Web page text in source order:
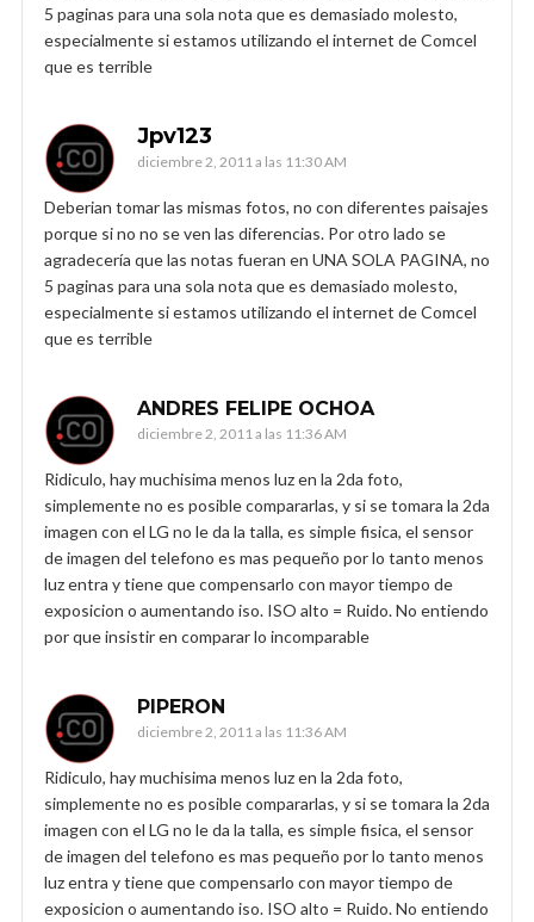
5 paginas para una sola nota que es demasiado molesto,
especialmente si estamos utilizando el internet de Comcel
que es terrible
Jpv123
diciembre 2, 2011 a las 11:30 AM
Deberian tomar las mismas fotos, no con diferentes paisajes
porque si no no se ven las diferencias. Por otro lado se
agradecería que las notas fueran en UNA SOLA PAGINA, no
5 paginas para una sola nota que es demasiado molesto,
especialmente si estamos utilizando el internet de Comcel
que es terrible
ANDRES FELIPE OCHOA
diciembre 2, 2011 a las 11:36 AM
Ridiculo, hay muchisima menos luz en la 2da foto,
simplemente no es posible compararlas, y si se tomara la 2da
imagen con el LG no le da la talla, es simple fisica, el sensor
de imagen del telefono es mas pequeño por lo tanto menos
luz entra y tiene que compensarlo con mayor tiempo de
exposicion o aumentando iso. ISO alto = Ruido. No entiendo
por que insistir en comparar lo incomparable
PIPERON
diciembre 2, 2011 a las 11:36 AM
Ridiculo, hay muchisima menos luz en la 2da foto,
simplemente no es posible compararlas, y si se tomara la 2da
imagen con el LG no le da la talla, es simple fisica, el sensor
de imagen del telefono es mas pequeño por lo tanto menos
luz entra y tiene que compensarlo con mayor tiempo de
exposicion o aumentando iso. ISO alto = Ruido. No entiendo